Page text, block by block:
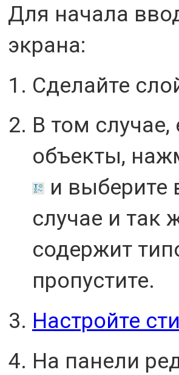
Для начала
экрана:
Сделайте
В том
объекты,
и
случае и так
содержит
пропустите.
Настройте
На панели